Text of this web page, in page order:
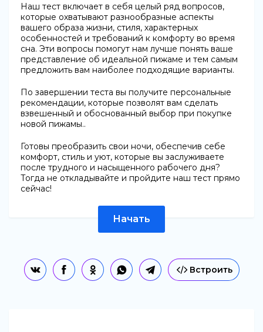
Наш тест включает в себя целый ряд вопросов,
которые охватывают разнообразные аспекты
вашего образа жизни, стиля, характерных
особенностей и требований к комфорту во время
сна. Эти вопросы помогут нам лучше понять ваше
представление об идеальной пижаме и тем самым
предложить вам наиболее подходящие варианты.
По завершении теста вы получите персональные
рекомендации, которые позволят вам сделать
взвешенный и обоснованный выбор при покупке
новой пижамы..
Готовы преобразить свои ночи, обеспечив себе
комфорт, стиль и уют, которые вы заслуживаете
после трудного и насыщенного рабочего дня?
Тогда не откладывайте и пройдите наш тест прямо
сейчас!
Начать
Встроить